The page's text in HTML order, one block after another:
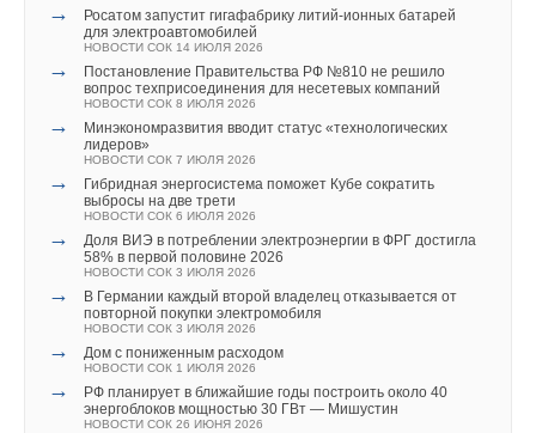
→
Росатом запустит гигафабрику литий-ионных батарей
для электроавтомобилей
НОВОСТИ СОК 14 ИЮЛЯ 2026
→
Постановление Правительства РФ №810 не решило
вопрос техприсоединения для несетевых компаний
НОВОСТИ СОК 8 ИЮЛЯ 2026
→
Минэкономразвития вводит статус «технологических
лидеров»
НОВОСТИ СОК 7 ИЮЛЯ 2026
→
Гибридная энергосистема поможет Кубе сократить
выбросы на две трети
НОВОСТИ СОК 6 ИЮЛЯ 2026
→
Доля ВИЭ в потреблении электроэнергии в ФРГ достигла
58% в первой половине 2026
НОВОСТИ СОК 3 ИЮЛЯ 2026
→
В Германии каждый второй владелец отказывается от
повторной покупки электромобиля
НОВОСТИ СОК 3 ИЮЛЯ 2026
→ Дом с пониженным расходом
НОВОСТИ СОК 1 ИЮЛЯ 2026
→
РФ планирует в ближайшие годы построить около 40
энергоблоков мощностью 30 ГВт — Мишустин
НОВОСТИ СОК 26 ИЮНЯ 2026